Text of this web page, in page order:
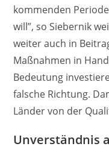
kommenden
will”, so Siebernik
weiter auch in
Maßnahmen in
Bedeutung
falsche Richtung.
Länder von der
Unverständnis